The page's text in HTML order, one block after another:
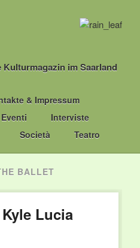
im Saarland
& Impressum
Eventi
Interviste
Società Teatro
BALLET
Lucia